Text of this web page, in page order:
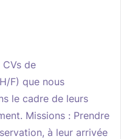
de
F) que nous
le cadre de leurs
Missions : Prendre
à leur arrivée